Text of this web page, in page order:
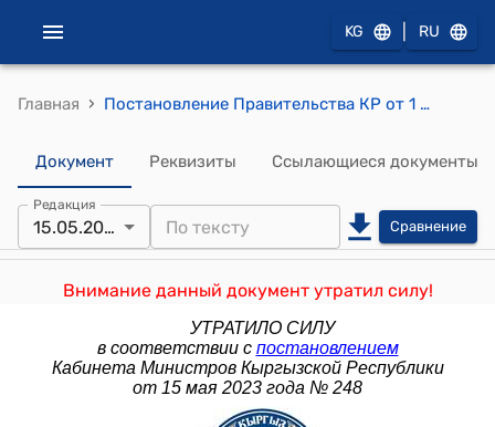
KG RU
Главная › Постановление Правительства КР от 1 ноября 2017 года № 723 "О Порядке формирования проекта республиканского бюджета и внесения изменений в республиканский бюджет"
Документ Реквизиты Ссылающиеся документы
Редакция
15.05.2023 Сравнение
Внимание данный документ утратил силу!